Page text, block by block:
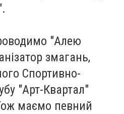
"Алею
змагань,
Спортивно-
"Арт-Квартал"
маємо певний